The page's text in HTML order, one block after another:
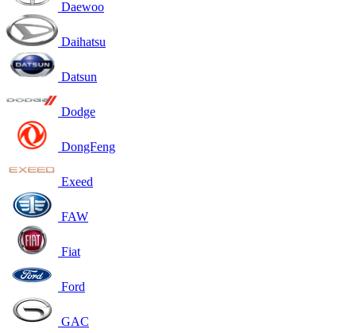
Daewoo
Daihatsu
Datsun
Dodge
DongFeng
Exeed
FAW
Fiat
Ford
GAC